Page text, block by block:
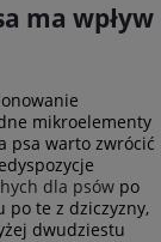
ma wpływ
mikroelementy
psa warto zwrócić
dla psów po
po te z dziczyzny,
dwudziestu